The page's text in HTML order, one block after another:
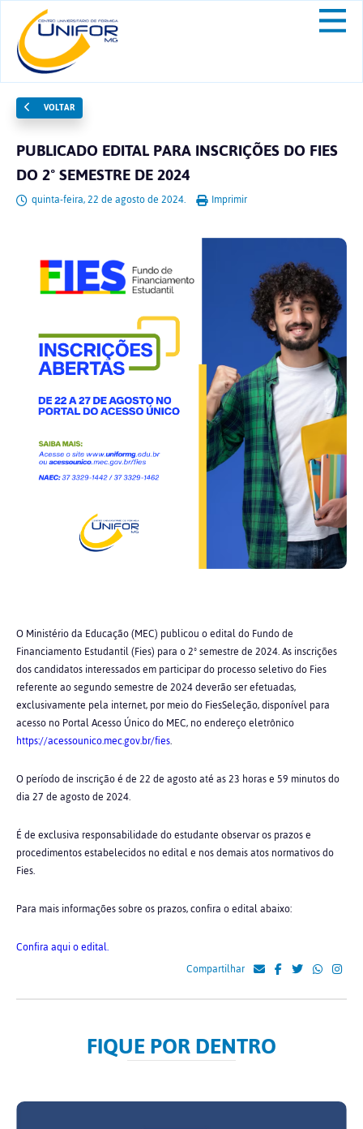
VOLTAR
PUBLICADO EDITAL PARA INSCRIÇÕES DO FIES
DO 2º SEMESTRE DE 2024
quinta-feira, 22 de agosto de 2024. Imprimir
O Ministério da Educação (MEC) publicou o edital do Fundo de
Financiamento Estudantil (Fies) para o 2º semestre de 2024. As inscrições
dos candidatos interessados em participar do processo seletivo do Fies
referente ao segundo semestre de 2024 deverão ser efetuadas,
exclusivamente pela internet, por meio do FiesSeleção, disponível para
acesso no Portal Acesso Único do MEC, no endereço eletrônico
https://acessounico.mec.gov.br/fies.
O período de inscrição é de 22 de agosto até as 23 horas e 59 minutos do
dia 27 de agosto de 2024.
É de exclusiva responsabilidade do estudante observar os prazos e
procedimentos estabelecidos no edital e nos demais atos normativos do
Fies.
Para mais informações sobre os prazos, confira o edital abaixo:
Confira aqui o edital.
Compartilhar
FIQUE POR DENTRO